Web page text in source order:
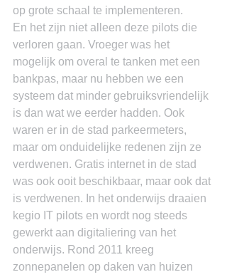
op grote schaal te implementeren.
En het zijn niet alleen deze pilots die
verloren gaan. Vroeger was het
mogelijk om overal te tanken met een
bankpas, maar nu hebben we een
systeem dat minder gebruiksvriendelijk
is dan wat we eerder hadden. Ook
waren er in de stad parkeermeters,
maar om onduidelijke redenen zijn ze
verdwenen. Gratis internet in de stad
was ook ooit beschikbaar, maar ook dat
is verdwenen. In het onderwijs draaien
kegio IT pilots en wordt nog steeds
gewerkt aan digitaliering van het
onderwijs. Rond 2011 kreeg
zonnepanelen op daken van huizen